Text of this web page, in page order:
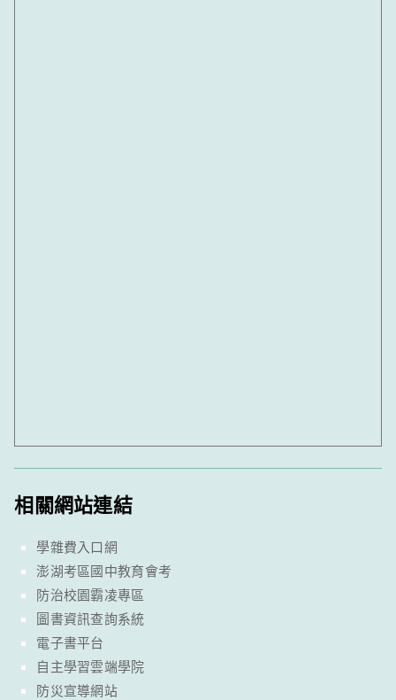
相關網站連結
學雜費入口網
澎湖考區國中教育會考
防治校園霸凌專區
圖書資訊查詢系統
電子書平台
自主學習雲端學院
防災宣導網站